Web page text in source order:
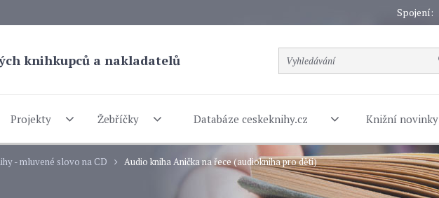
Spojení:
knihkupců a nakladatelů
Projekty Žebříčky Databáze ceskeknihy.cz Knižní novinky
- mluvené slovo na CD Audio kniha Anička na řece (audiokniha pro děti)